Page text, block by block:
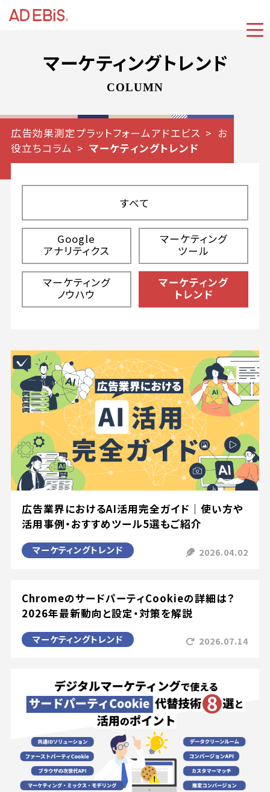
マーケティングトレンド
COLUMN
広告効果測定プラットフォームアドエビス
お
役立ちコラム
マーケティングトレンド
すべて
Google
アナリティクス
マーケティング
ツール
マーケティング
ノウハウ
マーケティング
トレンド
広告業界におけるAI活用完全ガイド｜使い方や
活用事例・おすすめツール5選もご紹介
マーケティングトレンド 2026.04.02
ChromeのサードパーティCookieの詳細は？
2026年最新動向と設定・対策を解説
マーケティングトレンド 2026.07.14